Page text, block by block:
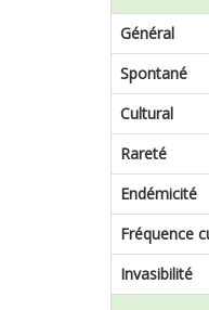
Général
Spontané
Cultural
Rareté
Endémicité
Fréquence
Invasibilité